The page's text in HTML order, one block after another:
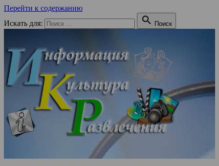
Перейти к содержанию
Искать для:
 Поиск